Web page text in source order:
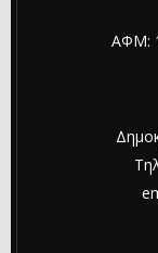
ΑΦΜ: